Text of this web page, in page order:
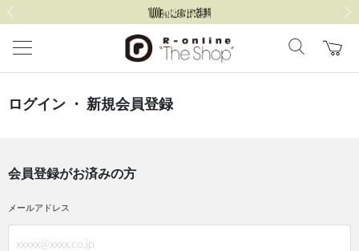
ログイン ・ 新規会員登録
会員登録がお済みの方
メールアドレス